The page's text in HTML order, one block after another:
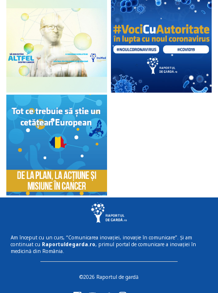
Am început cu un curs, “Comunicarea inovației, inovație în comunicare”. Și am
continuat cu Raportuldegarda.ro, primul portal de comunicare a inovației în
medicină din România.
©2026 Raportul de gardă